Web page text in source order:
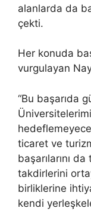
alanlarda da
çekti.
Her konuda
vurgulayan
“Bu başarıda
ticaret ve
başarılarını
takdirlerini
birliklerine
kendi